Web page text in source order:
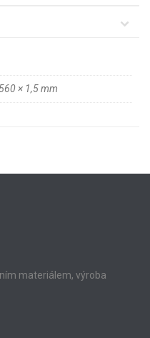
× 1,5 mm
materiálem, výroba